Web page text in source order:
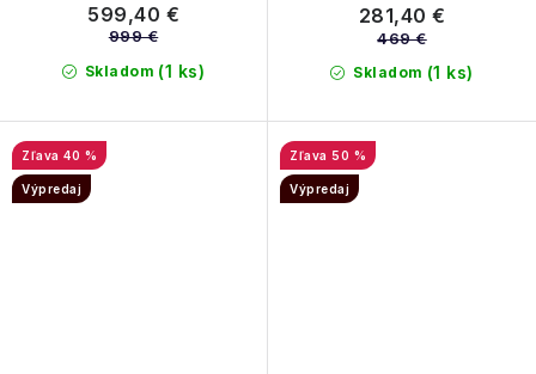
Skladom (1 ks)
599,40 €
999 €
Skladom (1 ks)
281,40 €
469 €
40 %
Výpredaj
50 %
Výpredaj